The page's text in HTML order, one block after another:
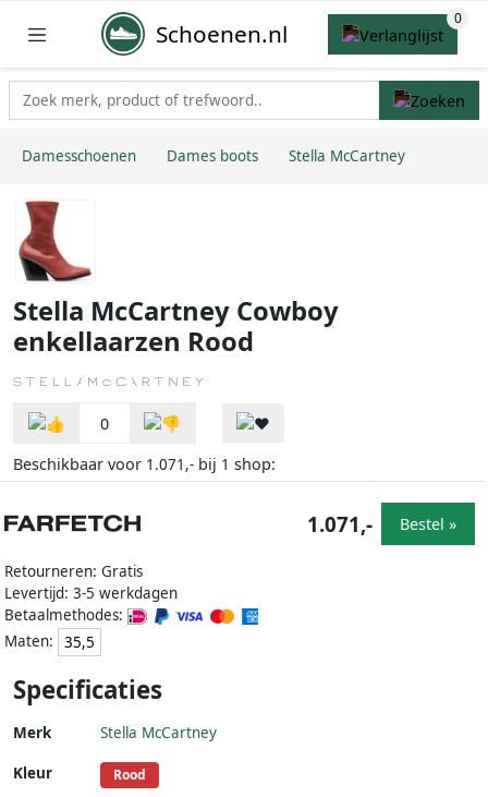
Schoenen.nl
Damesschoenen Dames boots Stella McCartney
Stella McCartney Cowboy
enkellaarzen Rood
0
Beschikbaar voor 1.071,- bij 1 shop:
Retourneren: Gratis
Levertijd: 3-5 werkdagen
Betaalmethodes:
Maten:
35,5
1.071,- Bestel »
Specificaties
Merk Stella McCartney
Kleur Rood